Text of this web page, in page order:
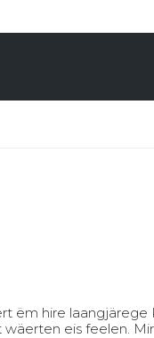
ëm hire
eis feelen.